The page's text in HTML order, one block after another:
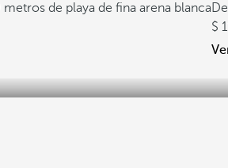
metros de playa de fina arena blanca